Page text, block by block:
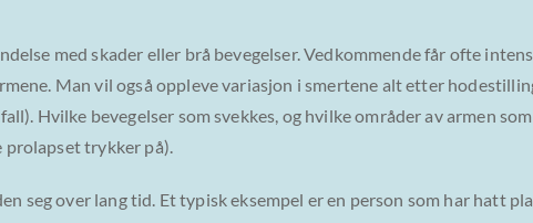
med skader eller brå bevegelser. Vedkommende får ofte
Man vil også oppleve variasjon i smertene alt etter
Hvilke bevegelser som svekkes, og hvilke områder av armen
prolapset trykker på).
seg over lang tid. Et typisk eksempel er en person som har hatt